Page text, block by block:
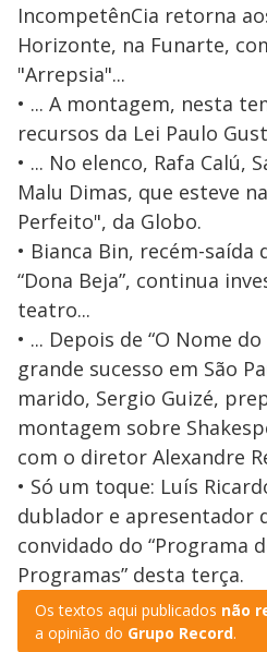
IncompetênCia retorna
Horizonte, na Funarte,
"Arrepsia"...
• ... A montagem, nesta
recursos da Lei Paulo
• ... No elenco, Rafa Calú,
Malu Dimas, que esteve
Perfeito", da Globo.
• Bianca Bin, recém-saída
“Dona Beja”, continua
teatro...
• ... Depois de “O Nome
grande sucesso em São
marido, Sergio Guizé,
montagem sobre
com o diretor Alexandre
• Só um toque: Luís
dublador e apresentador
convidado do “Programa
Programas” desta terça.
Os textos aqui publicados não
a opinião do Grupo Record.